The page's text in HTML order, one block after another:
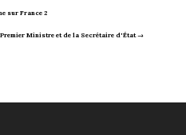
sur France 2
Ministre et de la Secrétaire d'État→